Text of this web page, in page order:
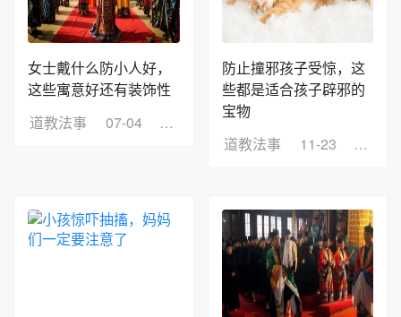
女士戴什么防小人好，
这些寓意好还有装饰性
道教法事
07-04 浏览：4
防止撞邪孩子受惊，这
些都是适合孩子辟邪的
宝物
道教法事
11-23 浏览